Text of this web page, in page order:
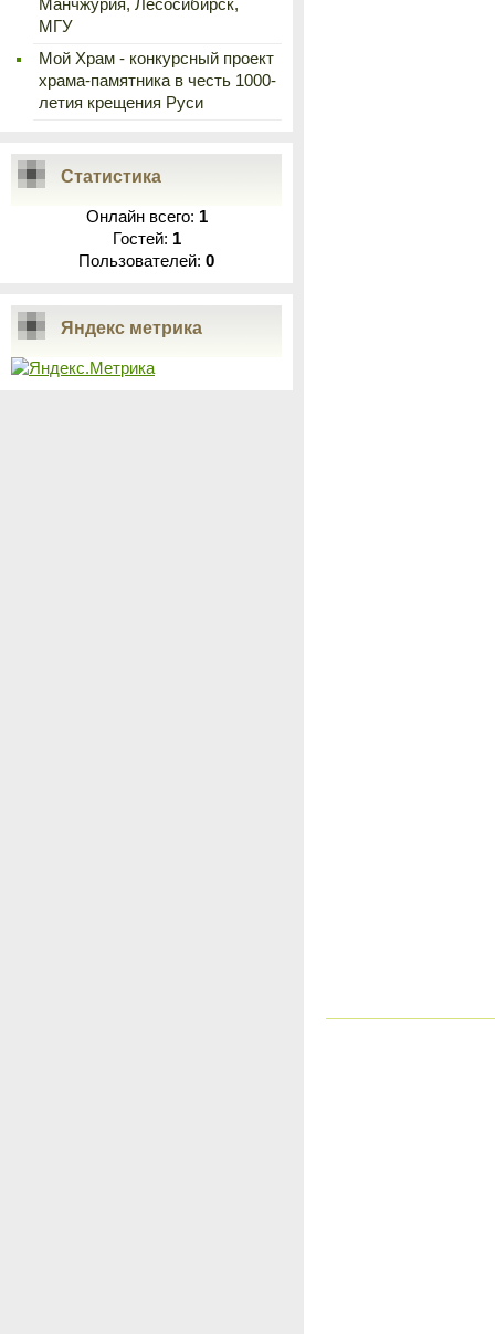
Манчжурия, Лесосибирск,
МГУ
Мой Храм - конкурсный проект
храма-памятника в честь 1000-
летия крещения Руси
Статистика
Онлайн всего: 1
Гостей: 1
Пользователей: 0
Яндекс метрика